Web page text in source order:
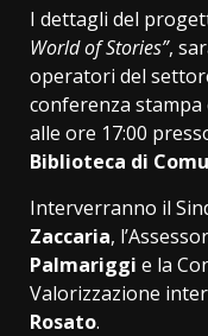
I dettagli del
World of Stories”,
operatori del
conferenza
alle ore 17:00
Biblioteca di
Interverranno il
Zaccaria,
Palmariggi e la
Valorizzazione
Rosato.